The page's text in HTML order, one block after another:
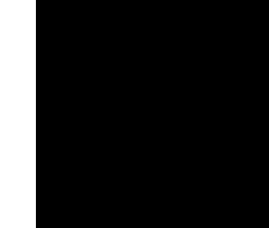
本週在拉斯
Volkswagen
DRIVE 平台